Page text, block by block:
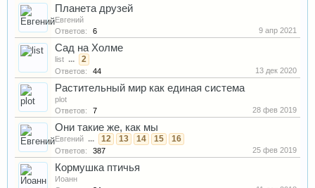
Планета друзей
Евгений
Ответов:
6 9 апр 2021
Сад на Холме
list ... 2
Ответов: 44 13 дек 2020
Растительный мир как единая система
plot
Ответов:
7 28 фев 2019
Они такие же, как мы
Евгений ... 12 13 14 15 16
Ответов: 387 25 фев 2019
Кормушка птичья
Иоанн